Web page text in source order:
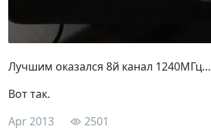
Лучшим оказался 8й канал 1240МГц…
Вот так.
Apr 2013
2501